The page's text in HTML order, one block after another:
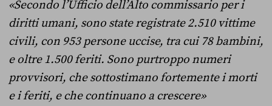
«Secondo l’Ufficio dell’Alto commissario per i
diritti umani, sono state registrate 2.510 vittime
civili, con 953 persone uccise, tra cui 78 bambini,
e oltre 1.500 feriti. Sono purtroppo numeri
provvisori, che sottostimano fortemente i morti
e i feriti, e che continuano a crescere»